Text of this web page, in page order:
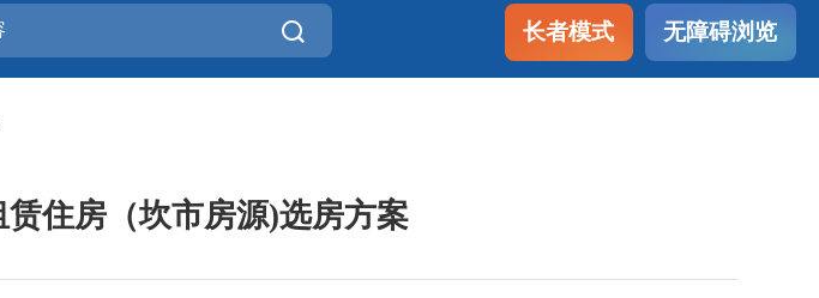
长者模式 无障碍浏览
住房（坎市房源)选房方案